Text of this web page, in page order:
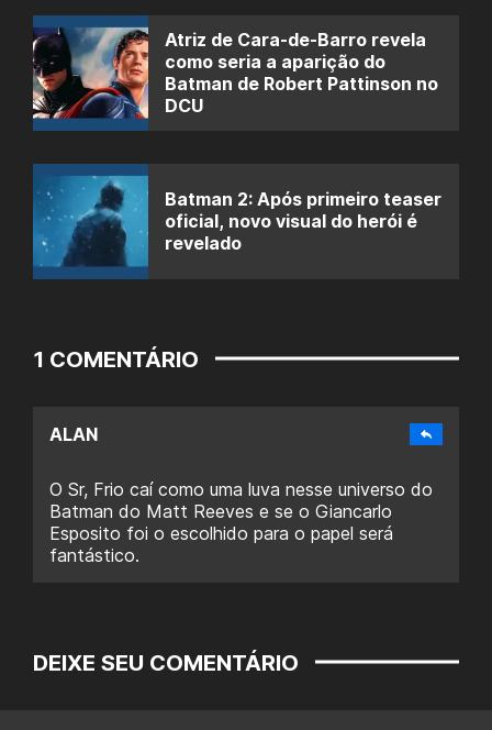
Atriz de Cara-de-Barro revela
como seria a aparição do
Batman de Robert Pattinson no
DCU
Batman 2: Após primeiro teaser
oficial, novo visual do herói é
revelado
1 COMENTÁRIO
ALAN
O Sr, Frio caí como uma luva nesse universo do
Batman do Matt Reeves e se o Giancarlo
Esposito foi o escolhido para o papel será
fantástico.
DEIXE SEU COMENTÁRIO